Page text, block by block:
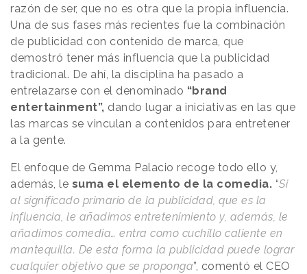
razón de ser, que no es otra que la propia influencia.
Una de sus fases más recientes fue la combinación
de publicidad con contenido de marca, que
demostró tener más influencia que la publicidad
tradicional. De ahí, la disciplina ha pasado a
entrelazarse con el denominado “brand
entertainment”, dando lugar a iniciativas en las que
las marcas se vinculan a contenidos para entretener
a la gente.
El enfoque de Gemma Palacio recoge todo ello y,
además, le suma el elemento de la comedia. “Si
al significado primario de la publicidad, que es la
influencia, le añadimos entretenimiento y, además, le
añadimos comedia… entra como cuchillo caliente en
mantequilla. De esta forma la publicidad puede lograr
cualquier objetivo que se proponga”, comentó el CEO